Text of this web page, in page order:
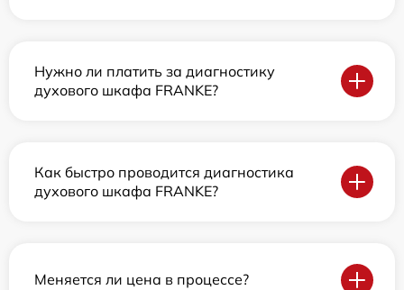
Нужно ли платить за диагностику
духового шкафа FRANKE?
Как быстро проводится диагностика
духового шкафа FRANKE?
Меняется ли цена в процессе?